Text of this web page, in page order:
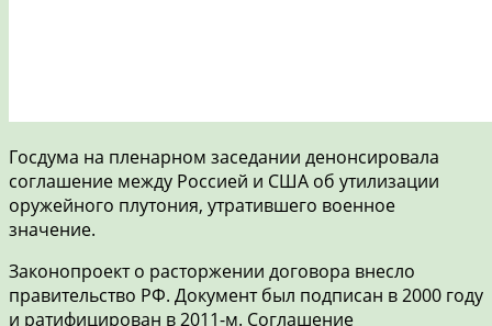
Госдума на пленарном заседании денонсировала
соглашение между Россией и США об утилизации
оружейного плутония, утратившего военное
значение.
Законопроект о расторжении договора внесло
правительство РФ. Документ был подписан в 2000 году
и ратифицирован в 2011-м. Соглашение